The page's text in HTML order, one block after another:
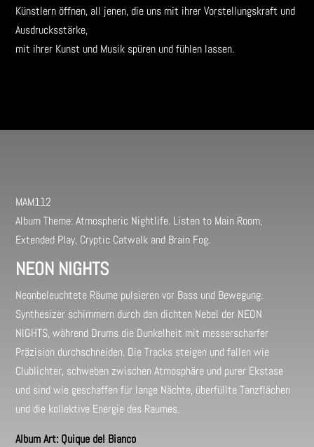
Künstlern öffnen, all jenen, die uns mit ihrer Vorstellungskraft und
Ausdrucksstärke,
mit ihrer Kunst und Musik spüren und fühlen lassen.
MAM112
Album Theme: Atmospheric Nightlife. Listen to Main Room,
Extended Play, Cryptic Catwalk and Brain Fog.
NEON NIGHTS
Neonbeleuchtete Räume pulsieren vor Bass und Bewegung.
Synthesizer schimmern durch den dichten Nebel der NEON
NIGHTS, während Drums die Dunkelheit mit messerscharfer
Präzision durchschneiden. Die Tracks steigen und fallen wie
Clublichter, schweben zwischen Atmosphäre und purer Ekstase
und sind wie geschaffen für lange Nächte, überfüllte Tanzflächen
und die kollektive Energie des Raumes.
Album Art: Quique del Bianco